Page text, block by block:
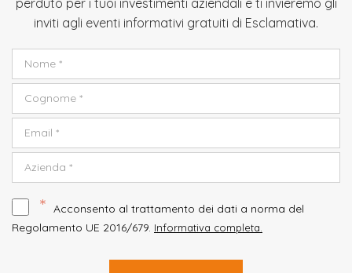
perduto per i tuoi investimenti aziendali e ti invieremo gli
inviti agli eventi informativi gratuiti di Esclamativa.
* Acconsento al trattamento dei dati a norma del
Regolamento UE 2016/679. Informativa completa.